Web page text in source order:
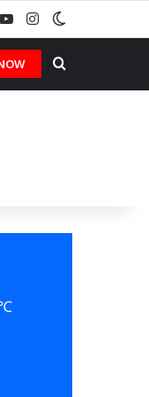
YouTubeInstagram
Search for